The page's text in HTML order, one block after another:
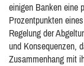
einigen Banken eine
Prozentpunkten
Regelung der
und Konsequenzen,
Zusammenhang mit